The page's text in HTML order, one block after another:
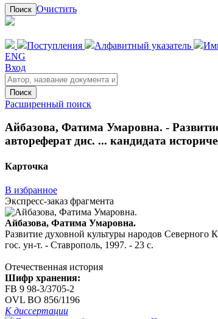
Поиск Очистить
Поступления Алфавитный указатель
ENG
Вход
Поиск
Расширенный поиск
Айбазова, Фатима Умаровна. -
автореферат дис. ... кандидата
Карточка
В избранное
Экспресс-заказ фрагмента
Айбазова, Фатима Умаровна.
Развитие духовной культуры народов Северного
гос. ун-т. - Ставрополь, 1997. - 23 с.
Отечественная история
Шифр хранения:
FB 9 98-3/3705-2
OVL ВО 856/1196
К диссертации